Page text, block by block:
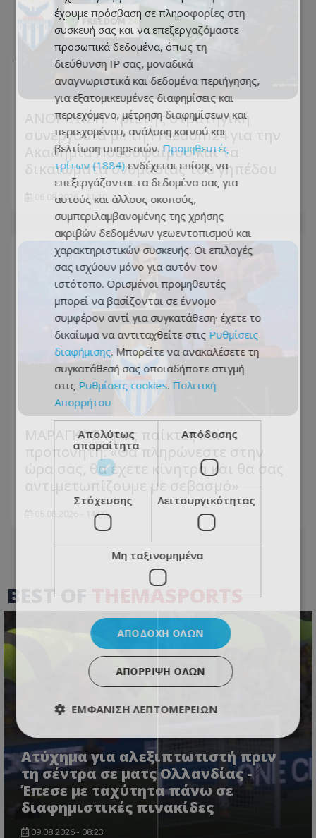
ΑΝΟΡΘΩΣΗ: Τριετής στρατηγική
συνεργασία με τη Freedom24 για την
Ακαδημία Ποδοσφαίρου και τα
δικαιώματα ονομασίας του γηπέδου
06.08.2026 - 11:10
ΜΑΡΑΓΚΟΣ προς παίκτες και
προπονητή: «Θα πληρώνεστε στην
ώρα σας, θα έχετε κίνητρα και θα σας
αντιμετωπίζουμε με σεβασμό»
05.08.2026 - 14:09
BEST OFTHEMASPORTS
Ατύχημα για αλεξιπτωτιστή πριν
τη σέντρα σε ματς Ολλανδίας -
Έπεσε με ταχύτητα πάνω σε
διαφημιστικές πινακίδες
09.08.2026 - 08:23
έχουμε πρόσβαση σε πληροφορίες στη
συσκευή σας και να επεξεργαζόμαστε
προσωπικά δεδομένα, όπως τη
διεύθυνση IP σας, μοναδικά
αναγνωριστικά και δεδομένα περιήγησης,
για εξατομικευμένες διαφημίσεις και
περιεχόμενο, μέτρηση διαφημίσεων και
περιεχομένου, ανάλυση κοινού και
βελτίωση υπηρεσιών. Προμηθευτές
τρίτων (1884) ενδέχεται επίσης να
επεξεργάζονται τα δεδομένα σας για
αυτούς και άλλους σκοπούς,
συμπεριλαμβανομένης της χρήσης
ακριβών δεδομένων γεωεντοπισμού και
χαρακτηριστικών συσκευής. Οι επιλογές
σας ισχύουν μόνο για αυτόν τον
ιστότοπο. Ορισμένοι προμηθευτές
μπορεί να βασίζονται σε έννομο
συμφέρον αντί για συγκατάθεση· έχετε το
δικαίωμα να αντιταχθείτε στις Ρυθμίσεις
διαφήμισης. Μπορείτε να ανακαλέσετε τη
συγκατάθεσή σας οποιαδήποτε στιγμή
στις Ρυθμίσεις cookies. Πολιτική
Απορρήτου
Απολύτως
απαραίτητα
Απόδοσης
Στόχευσης Λειτουργικότητας
Μη ταξινομημένα
ΑΠΟΔΟΧΉ ΌΛΩΝ
ΑΠΌΡΡΙΨΗ ΌΛΩΝ
ΕΜΦΆΝΙΣΗ ΛΕΠΤΟΜΕΡΕΙΏΝ